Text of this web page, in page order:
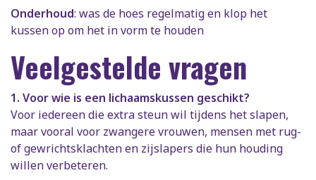
Onderhoud: was de hoes regelmatig en klop het
kussen op om het in vorm te houden
Veelgestelde vragen
1. Voor wie is een lichaamskussen geschikt?
Voor iedereen die extra steun wil tijdens het slapen,
maar vooral voor zwangere vrouwen, mensen met rug-
of gewrichtsklachten en zijslapers die hun houding
willen verbeteren.